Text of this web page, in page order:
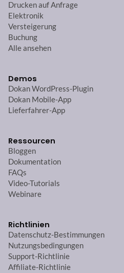
Drucken auf Anfrage
Elektronik
Versteigerung
Buchung
Alle ansehen
Demos
Dokan WordPress-Plugin
Dokan Mobile-App
Lieferfahrer-App
Ressourcen
Bloggen
Dokumentation
FAQs
Video-Tutorials
Webinare
Richtlinien
Datenschutz-Bestimmungen
Nutzungsbedingungen
Support-Richtlinie
Affiliate-Richtlinie